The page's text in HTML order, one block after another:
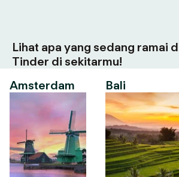
Lihat apa yang sedang ramai
Tinder di sekitarmu!
Amsterdam
Bali